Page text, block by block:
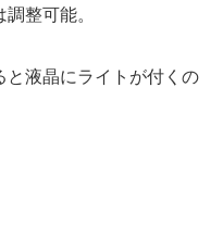
整可能。
と液晶にライトが付くの